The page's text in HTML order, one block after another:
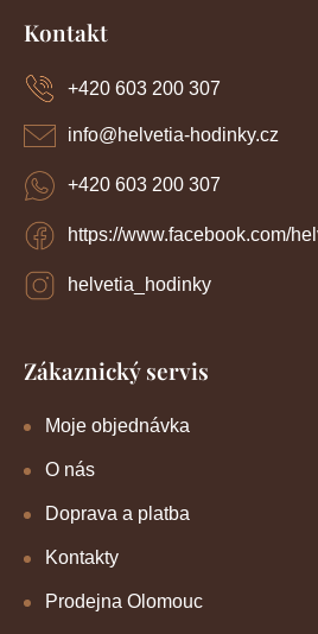
Kontakt
info@helvetia-hodinky.cz
+420 603 200 307
https://www.facebook.com/
helvetia_hodinky
+420 603 200 307
Zákaznický servis
Moje objednávka
O nás
Doprava a platba
Kontakty
Prodejna Olomouc